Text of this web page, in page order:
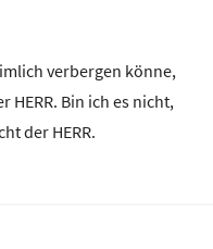
verbergen könne,
HERR. Bin ich es nicht,
der HERR.